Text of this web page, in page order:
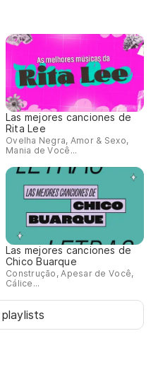
Las mejores canciones de
Rita Lee
Ovelha Negra, Amor & Sexo,
Mania de Você...
Las mejores canciones de
Chico Buarque
Construção, Apesar de Você,
Cálice...